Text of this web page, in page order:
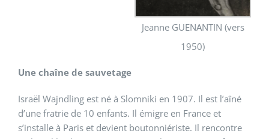
Jeanne GUENANTIN (vers
1950)
Une chaîne de sauvetage
Israël Wajndling est né à Slomniki en 1907. Il est l’aîné
d’une fratrie de 10 enfants. Il émigre en France et
s’installe à Paris et devient boutonniériste. Il rencontre